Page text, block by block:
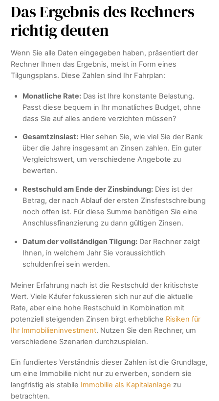
Das Ergebnis des Rechners
richtig deuten
Wenn Sie alle Daten eingegeben haben, präsentiert der
Rechner Ihnen das Ergebnis, meist in Form eines
Tilgungsplans. Diese Zahlen sind Ihr Fahrplan:
Monatliche Rate:Das ist Ihre konstante Belastung.
Passt diese bequem in Ihr monatliches Budget, ohne
dass Sie auf alles andere verzichten müssen?
Gesamtzinslast:Hier sehen Sie, wie viel Sie der Bank
über die Jahre insgesamt an Zinsen zahlen. Ein guter
Vergleichswert, um verschiedene Angebote zu
bewerten.
Restschuld am Ende der Zinsbindung:Dies ist der
Betrag, der nach Ablauf der ersten Zinsfestschreibung
noch offen ist. Für diese Summe benötigen Sie eine
Anschlussfinanzierung zu dann gültigen Zinsen.
Datum der vollständigen Tilgung:Der Rechner zeigt
Ihnen, in welchem Jahr Sie voraussichtlich
schuldenfrei sein werden.
Meiner Erfahrung nach ist die Restschuld der kritischste
Wert. Viele Käufer fokussieren sich nur auf die aktuelle
Rate, aber eine hohe Restschuld in Kombination mit
potenziell steigenden Zinsen birgt erhebliche Risiken für
Ihr Immobilieninvestment. Nutzen Sie den Rechner, um
verschiedene Szenarien durchzuspielen.
Ein fundiertes Verständnis dieser Zahlen ist die Grundlage,
um eine Immobilie nicht nur zu erwerben, sondern sie
langfristig als stabile Immobilie als Kapitalanlage zu
betrachten.